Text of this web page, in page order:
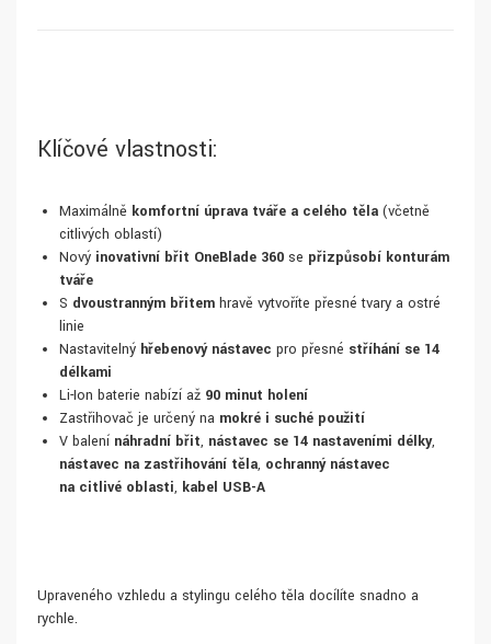
Klíčové vlastnosti:
Maximálně komfortní úprava tváře a celého těla (včetně
citlivých oblastí)
Nový inovativní břit OneBlade 360 se přizpůsobí konturám
tváře
S dvoustranným břitem hravě vytvoříte přesné tvary a ostré
linie
Nastavitelný hřebenový nástavec pro přesné stříhání se 14
délkami
Li-Ion baterie nabízí až 90 minut holení
Zastřihovač je určený na mokré i suché použití
V balení náhradní břit, nástavec se 14 nastaveními délky,
nástavec na zastřihování těla, ochranný nástavec
na citlivé oblasti, kabel USB-A
Upraveného vzhledu a stylingu celého těla docílíte snadno a
rychle.